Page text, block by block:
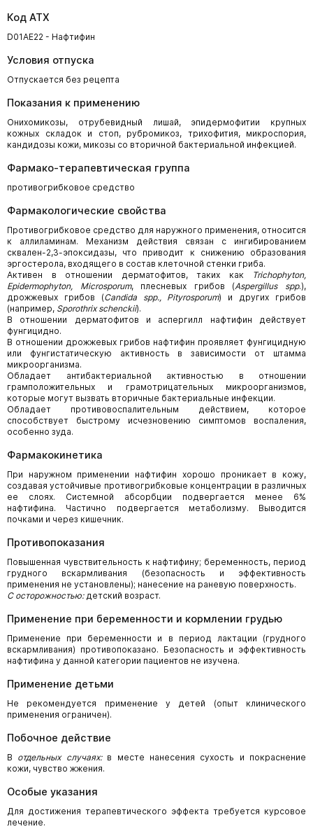
Код АТХ
D01AE22 - Нафтифин
Условия отпуска
Отпускается без рецепта
Показания к применению
Онихомикозы, отрубевидный лишай, эпидермофитии крупных
кожных складок и стоп, рубромикоз, трихофития, микроспория,
кандидозы кожи, микозы со вторичной бактериальной инфекцией.
Фармако-терапевтическая группа
противогрибковое средство
Фармакологические свойства
Противогрибковое средство для наружного применения, относится
к аллиламинам. Механизм действия связан с ингибированием
сквален-2,3-эпоксидазы, что приводит к снижению образования
эргостерола, входящего в состав клеточной стенки гриба.
Активен в отношении дерматофитов, таких как
Trichophyton,
Epidermophyton, Microsporum, плесневых грибов (Aspergillus spp.),
дрожжевых грибов (Candida spp., Pityrosporum) и других грибов
(например, Sporothrix schenckii).
В отношении дерматофитов и аспергилл нафтифин действует
фунгицидно.
В отношении дрожжевых грибов нафтифин проявляет фунгицидную
или фунгистатическую активность в зависимости от штамма
микроорганизма.
Обладает антибактериальной активностью в отношении
грамположительных и грамотрицательных микроорганизмов,
которые могут вызвать вторичные бактериальные инфекции.
Обладает противовоспалительным действием, которое
способствует быстрому исчезновению симптомов воспаления,
особенно зуда.
Фармакокинетика
При наружном применении нафтифин хорошо проникает в кожу,
создавая устойчивые противогрибковые концентрации в различных
ее слоях. Системной абсорбции подвергается менее 6%
нафтифина. Частично подвергается метаболизму. Выводится
почками и через кишечник.
Противопоказания
Повышенная чувствительность к нафтифину; беременность, период
грудного вскармливания (безопасность и эффективность
применения не установлены); нанесение на раневую поверхность.
С осторожностью:детский возраст.
Применение при беременности и кормлении грудью
Применение при беременности и в период лактации (грудного
вскармливания) противопоказано. Безопасность и эффективность
нафтифина у данной категории пациентов не изучена.
Применение детьми
Не рекомендуется применение у детей (опыт клинического
применения ограничен).
Побочное действие
В отдельных случаях:в месте нанесения сухость и покраснение
кожи, чувство жжения.
Особые указания
Для достижения терапевтического эффекта требуется курсовое
лечение.